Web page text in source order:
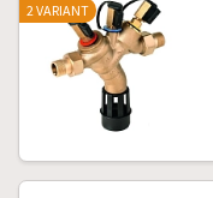
2 VARIANT